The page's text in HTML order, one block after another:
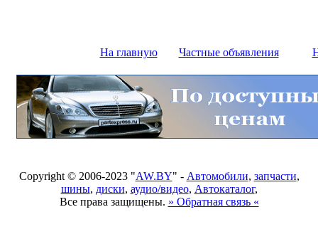
На главную Частные объявления
Copyright © 2006-2023 "AW.BY" - Автомобили, запчасти,
шины, диски, аудио/видео, Автокаталог,
Все права защищены. » Обратная связь «